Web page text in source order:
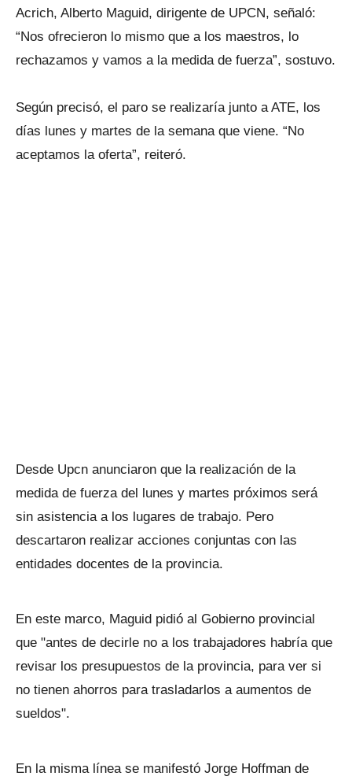
Acrich, Alberto Maguid, dirigente de UPCN, señaló:
“Nos ofrecieron lo mismo que a los maestros, lo
rechazamos y vamos a la medida de fuerza”, sostuvo.
Según precisó, el paro se realizaría junto a ATE, los
días lunes y martes de la semana que viene. “No
aceptamos la oferta”, reiteró.
Desde Upcn anunciaron que la realización de la
medida de fuerza del lunes y martes próximos será
sin asistencia a los lugares de trabajo. Pero
descartaron realizar acciones conjuntas con las
entidades docentes de la provincia.
En este marco, Maguid pidió al Gobierno provincial
que "antes de decirle no a los trabajadores habría que
revisar los presupuestos de la provincia, para ver si
no tienen ahorros para trasladarlos a aumentos de
sueldos".
En la misma línea se manifestó Jorge Hoffman de